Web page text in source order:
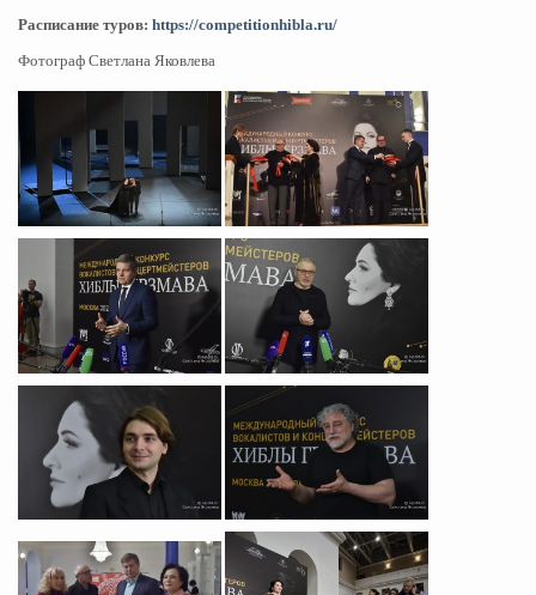
Расписание туров: https://competitionhibla.ru/
Фотограф Светлана Яковлева